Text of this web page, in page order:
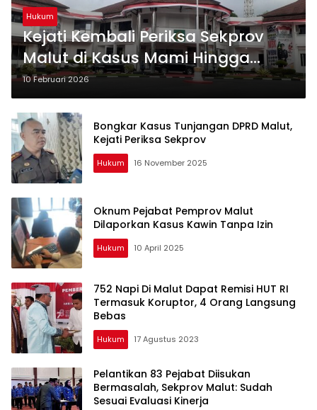
Hukum
Kejati Kembali Periksa Sekprov
Malut di Kasus Mami Hingga
Perjadin WKDH
10 Februari 2026
Bongkar Kasus Tunjangan DPRD Malut,
Kejati Periksa Sekprov
Hukum 16 November 2025
Oknum Pejabat Pemprov Malut
Dilaporkan Kasus Kawin Tanpa Izin
Hukum 10 April 2025
752 Napi Di Malut Dapat Remisi HUT RI
Termasuk Koruptor, 4 Orang Langsung
Bebas
Hukum 17 Agustus 2023
Pelantikan 83 Pejabat Diisukan
Bermasalah, Sekprov Malut: Sudah
Sesuai Evaluasi Kinerja